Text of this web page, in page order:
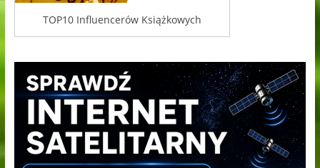
TOP10 Influencerów Książkowych